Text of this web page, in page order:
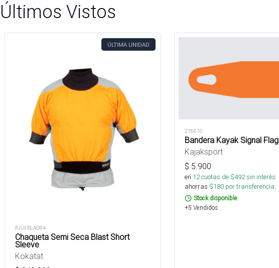
Últimos Vistos
ÚLTIMA UNIDAD
PJUFBLAOR4
Chaqueta Semi Seca Blast Short
Sleeve
Kokatat
276610
Bandera Kayak Signal Flag
Kajaksport
$ 5.900
en 12cuotas de $492sin interés
ahorras $180 por transferencia.
Stock disponible
+5 Vendidos